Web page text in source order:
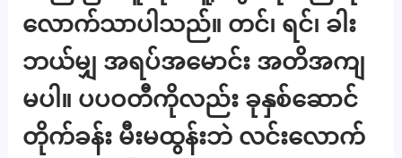
လောက်သာပါသည်။ တင်၊ ရင်၊ ခါး
ဘယ်မျှ အရပ်အမောင်း အတိအကျ
မပါ။ ပပဝတီကိုလည်း ခုနှစ်ဆောင်
တိုက်ခန်း မီးမထွန်းဘဲ လင်းလောက်